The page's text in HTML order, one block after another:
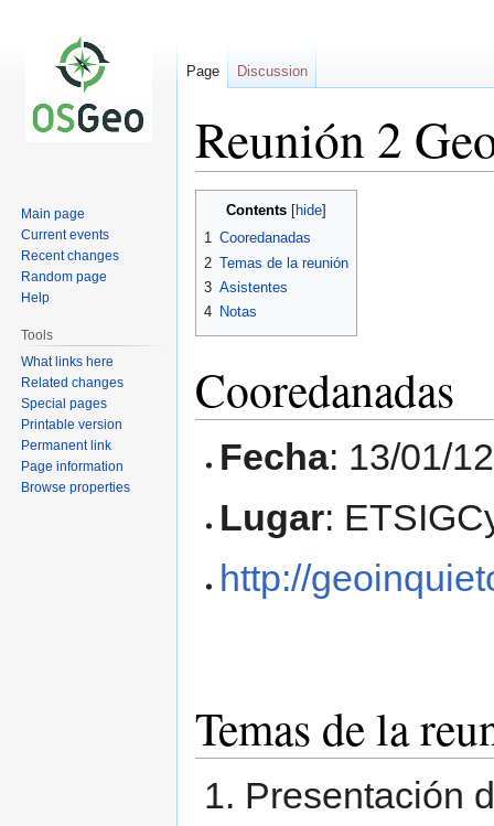
Reunión 2
Jump
Jump
Contents
1 Cooredanadas
2 Temas de la reunión
3 Asistentes
4 Notas
Cooredanadas
Fecha: 13/01/12
Lugar:
http://
Temas de la
Presentación
Page Discussion
Main page
Current events
Recent changes
Random page
Help
Tools
What links here
Related changes
Special pages
Printable version
Permanent link
Page information
Browse properties